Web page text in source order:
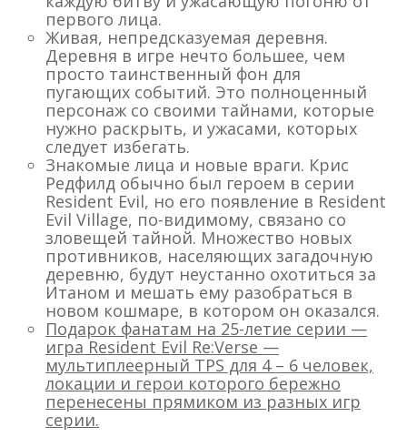
первого лица.
Живая, непредсказуемая деревня.
Деревня в игре нечто большее, чем
просто таинственный фон для
пугающих событий. Это полноценный
персонаж со своими тайнами, которые
нужно раскрыть, и ужасами, которых
следует избегать.
Знакомые лица и новые враги. Крис
Редфилд обычно был героем в серии
Resident Evil, но его появление в Resident
Evil Village, по-видимому, связано со
зловещей тайной. Множество новых
противников, населяющих загадочную
деревню, будут неустанно охотиться за
Итаном и мешать ему разобраться в
новом кошмаре, в котором он оказался.
Подарок фанатам на 25-летие серии —
игра Resident Evil Re:Verse —
мультиплеерный TPS для 4 – 6 человек,
локации и герои которого бережно
перенесены прямиком из разных игр
серии.